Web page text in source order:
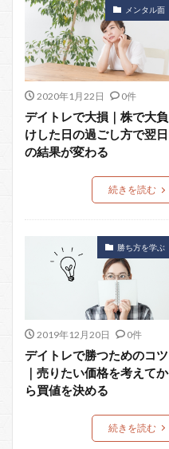
メンタル面
2020年1月22日 0件
デイトレで大損｜株で大負
けした日の過ごし方で翌日
の結果が変わる
続きを読む
勝ち方を学ぶ
2019年12月20日 0件
デイトレで勝つためのコツ
｜売りたい価格を考えてか
ら買値を決める
続きを読む